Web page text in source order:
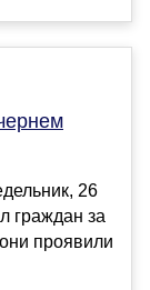
26
граждан за
проявили